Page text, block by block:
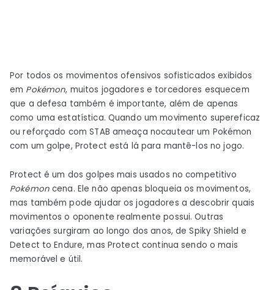
Por todos os movimentos ofensivos sofisticados exibidos
em Pokémon, muitos jogadores e torcedores esquecem
que a defesa também é importante, além de apenas
como uma estatística. Quando um movimento supereficaz
ou reforçado com STAB ameaça nocautear um Pokémon
com um golpe, Protect está lá para mantê-los no jogo.
Protect é um dos golpes mais usados ​​no competitivo
Pokémoncena. Ele não apenas bloqueia os movimentos,
mas também pode ajudar os jogadores a descobrir quais
movimentos o oponente realmente possui. Outras
variações surgiram ao longo dos anos, de Spiky Shield e
Detect to Endure, mas Protect continua sendo o mais
memorável e útil.